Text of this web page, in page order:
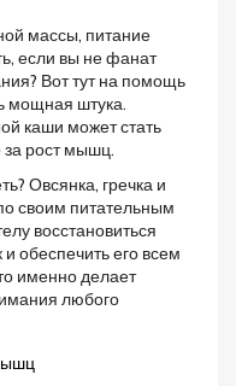
массы, питание
если вы не фанат
Вот тут на помощь
мощная штука.
каши может стать
рост мышц.
Овсянка, гречка и
своим питательным
восстановиться
обеспечить его всем
именно делает
любого